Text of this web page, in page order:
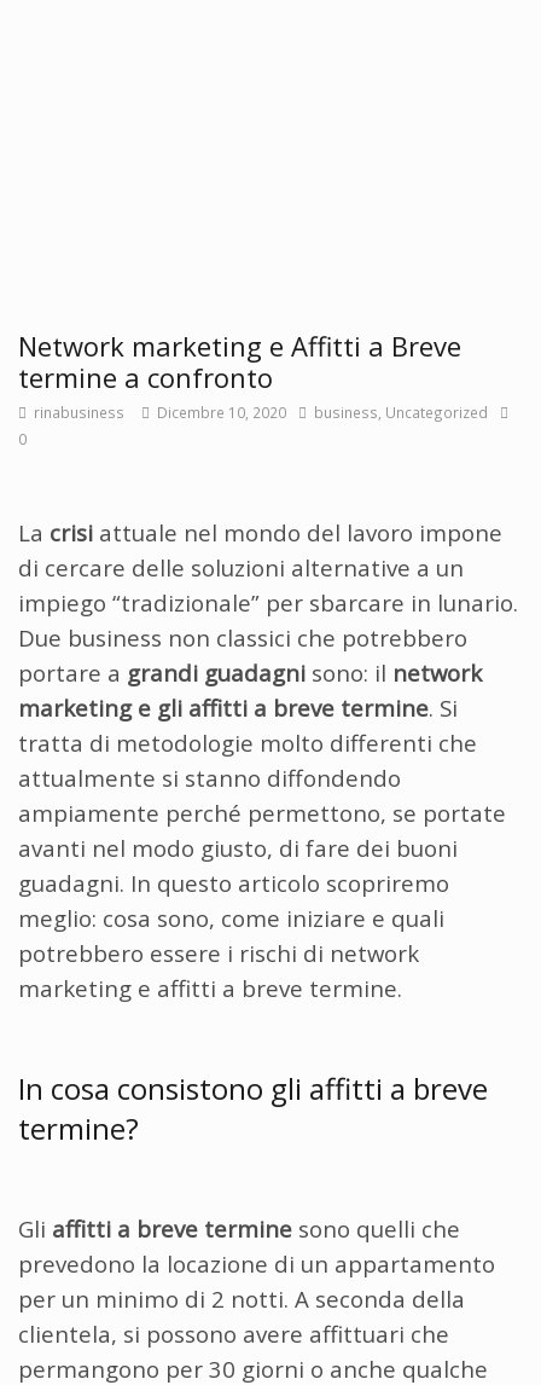
Network marketing e Affitti a Breve
termine a confronto
rinabusiness Dicembre 10, 2020 business Uncategorized
0
La crisi attuale nel mondo del lavoro impone
di cercare delle soluzioni alternative a un
impiego “tradizionale” per sbarcare in lunario.
Due business non classici che potrebbero
portare a grandi guadagni sono: il network
marketing e gli affitti a breve termine. Si
tratta di metodologie molto differenti che
attualmente si stanno diffondendo
ampiamente perché permettono, se portate
avanti nel modo giusto, di fare dei buoni
guadagni. In questo articolo scopriremo
meglio: cosa sono, come iniziare e quali
potrebbero essere i rischi di network
marketing e affitti a breve termine.
In cosa consistono gli affitti a breve
termine?
Gli affitti a breve termine sono quelli che
prevedono la locazione di un appartamento
per un minimo di 2 notti. A seconda della
clientela, si possono avere affittuari che
permangono per 30 giorni o anche qualche